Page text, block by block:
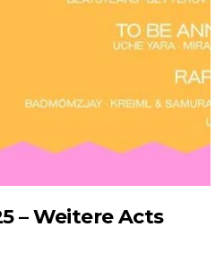
– Weitere Acts